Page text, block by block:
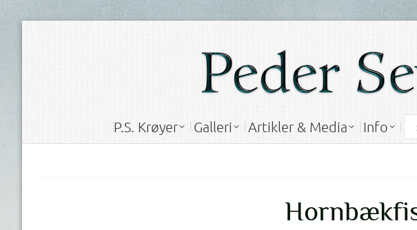
P.S. Krøyer Galleri Artikler & Media Info
P.S. Krøyer Galleri Artikler & Media Info